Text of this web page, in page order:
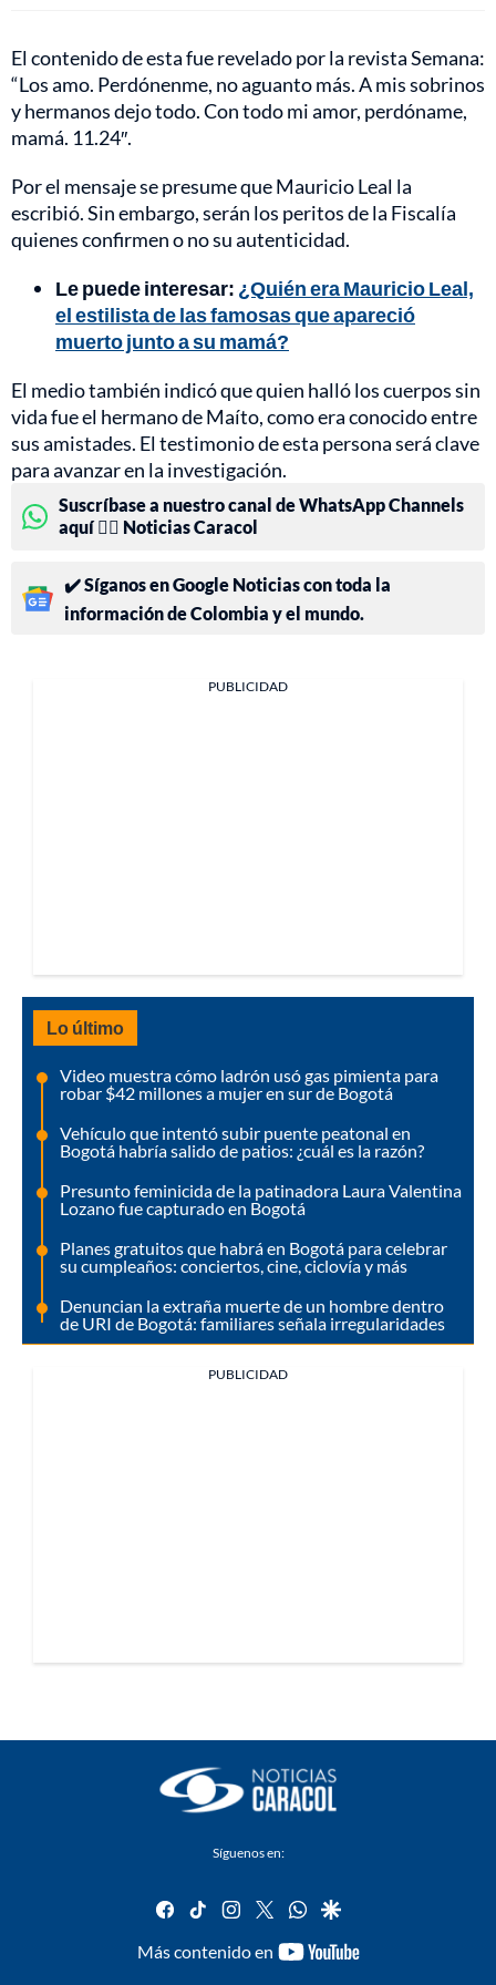
El contenido de esta fue revelado por la revista Semana:
“Los amo. Perdónenme, no aguanto más. A mis sobrinos
y hermanos dejo todo. Con todo mi amor, perdóname,
mamá. 11.24″.
Por el mensaje se presume que Mauricio Leal la
escribió. Sin embargo, serán los peritos de la Fiscalía
quienes confirmen o no su autenticidad.
Le puede interesar: ¿Quién era Mauricio Leal,
el estilista de las famosas que apareció
muerto junto a su mamá?
El medio también indicó que quien halló los cuerpos sin
vida fue el hermano de Maíto, como era conocido entre
sus amistades. El testimonio de esta persona será clave
para avanzar en la investigación.
Suscríbase a nuestro canal de WhatsApp Channels
aquí 👉🏻 Noticias Caracol
✔️ Síganos en Google Noticias con toda la
información de Colombia y el mundo.
PUBLICIDAD
Lo último
Video muestra cómo ladrón usó gas pimienta para
robar $42 millones a mujer en sur de Bogotá
Vehículo que intentó subir puente peatonal en
Bogotá habría salido de patios: ¿cuál es la razón?
Presunto feminicida de la patinadora Laura Valentina
Lozano fue capturado en Bogotá
Planes gratuitos que habrá en Bogotá para celebrar
su cumpleaños: conciertos, cine, ciclovía y más
Denuncian la extraña muerte de un hombre dentro
de URI de Bogotá: familiares señala irregularidades
PUBLICIDAD
Síguenos en:
facebook
tiktok instagram
twitterwhatsapp
google
Más contenido en
youtube-